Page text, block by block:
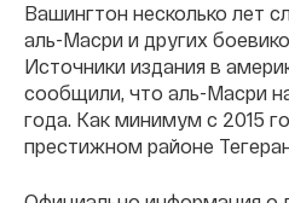
Вашингтон несколько лет
аль-Масри и других
Источники издания в
сообщили, что аль-Масри
года. Как минимум с 2015
престижном районе